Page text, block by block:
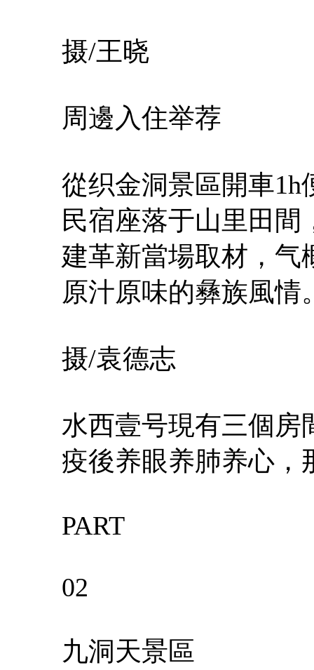
摄/王晓
周邊入住举荐
從织金洞景區開車1h
民宿座落于山里田
建革新當場取材，气
原汁原味的彝族風情
摄/袁德志
水西壹号現有三個房
疫後养眼养肺养心，
PART
02
九洞天景區